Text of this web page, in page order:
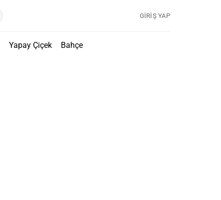
GIRIŞ YAP
Yapay Çiçek Bahçe